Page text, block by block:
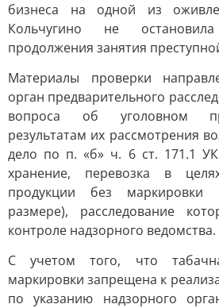
бизнеса на одной из
Кольчугино не
продолжения занятия
Материалы проверки
орган предварительного
вопроса об уголовном
результатам их рассмотрения
дело по п. «б» ч. 6 ст. 171.1
хранение, перевозка в
продукции без
размере), расследование
контроле надзорного ведомства.
С учетом того, что
маркировки запрещена к
по указанию надзорного